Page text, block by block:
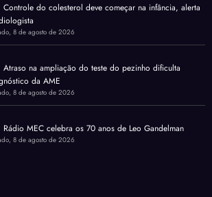
Controle do colesterol deve começar na infância, alerta
8 de agosto de 2026
Atraso na ampliação do teste do pezinho dificulta
da AME
8 de agosto de 2026
Rádio MEC celebra os 70 anos de Leo Gandelman
8 de agosto de 2026